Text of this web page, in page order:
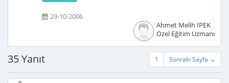
29-10-2006
Ahmet Melih İPEK
Özel Eğitim Uzmanı
1 Sonraki Sayfa →
35 Yanıt